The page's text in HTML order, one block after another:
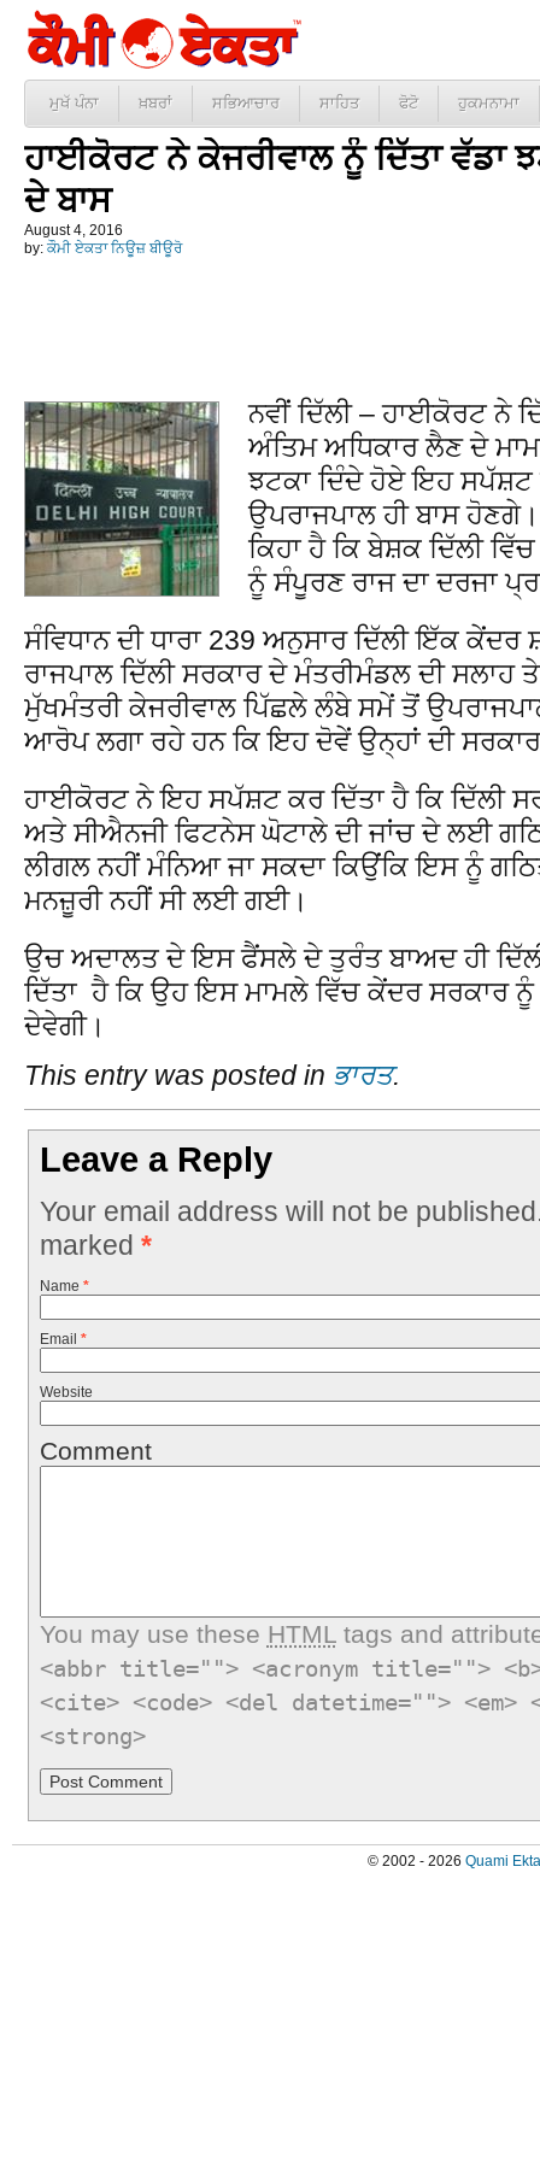
ਮੁਖੱ ਪੰਨਾ ਖ਼ਬਰਾਂ ਸਭਿਆਚਾਰ ਸਾਹਿਤ ਫੋਟੋ ਹੁਕਮਨਾਮਾ
ਹਾਈਕੋਰਟ ਨੇ ਕੇਜਰੀਵਾਲ ਨੂੰ ਦਿੱਤਾ ਵੱਡਾ
ਦੇ ਬਾਸ
August 4, 2016
by: ਕੌਮੀ ਏਕਤਾ ਨਿਊਜ਼ ਬੀਊਰੋ
ਨਵੀਂ ਦਿੱਲੀ – ਹਾਈਕੋਰਟ ਨੇ
ਅੰਤਿਮ ਅਧਿਕਾਰ ਲੈਣ ਦੇ
ਝਟਕਾ ਦਿੰਦੇ ਹੋਏ ਇਹ ਸਪੱਸ਼ਟ
ਉਪਰਾਜਪਾਲ ਹੀ ਬਾਸ
ਕਿਹਾ ਹੈ ਕਿ ਬੇਸ਼ਕ ਦਿੱਲੀ
ਨੂੰ ਸੰਪੂਰਣ ਰਾਜ ਦਾ ਦਰਜਾ
ਸੰਵਿਧਾਨ ਦੀ ਧਾਰਾ 239 ਅਨੁਸਾਰ ਦਿੱਲੀ ਇੱਕ ਕੇਂਦਰ
ਰਾਜਪਾਲ ਦਿੱਲੀ ਸਰਕਾਰ ਦੇ ਮੰਤਰੀਮੰਡਲ ਦੀ
ਮੁੱਖਮੰਤਰੀ ਕੇਜਰੀਵਾਲ ਪਿੱਛਲੇ ਲੰਬੇ ਸਮੇਂ ਤੋਂ
ਆਰੋਪ ਲਗਾ ਰਹੇ ਹਨ ਕਿ ਇਹ ਦੋਵੇਂ ਉਨ੍ਹਾਂ ਦੀ
ਹਾਈਕੋਰਟ ਨੇ ਇਹ ਸਪੱਸ਼ਟ ਕਰ ਦਿੱਤਾ ਹੈ ਕਿ ਦਿੱਲੀ
ਅਤੇ ਸੀਐਨਜੀ ਫਿਟਨੇਸ ਘੋਟਾਲੇ ਦੀ ਜਾਂਚ ਦੇ ਲਈ
ਲੀਗਲ ਨਹੀਂ ਮੰਨਿਆ ਜਾ ਸਕਦਾ ਕਿਉਂਕਿ ਇਸ ਨੂੰ
ਮਨਜ਼ੂਰੀ ਨਹੀਂ ਸੀ ਲਈ ਗਈ।
ਉਚ ਅਦਾਲਤ ਦੇ ਇਸ ਫੈਂਸਲੇ ਦੇ ਤੁਰੰਤ ਬਾਅਦ ਹੀ
ਦਿੱਤਾ ਹੈ ਕਿ ਉਹ ਇਸ ਮਾਮਲੇ ਵਿੱਚ ਕੇਂਦਰ ਸਰਕਾਰ
ਦੇਵੇਗੀ।
This entry was posted in ਭਾਰਤ.
Leave a Reply
Your email address will not be
marked *
Name *
Email *
Website
Comment
You may use these HTMLtags and
<abbr title=""> <acronym title="">
<cite> <code> <del datetime="">
<strong>
© 2002 - 2026 Quami